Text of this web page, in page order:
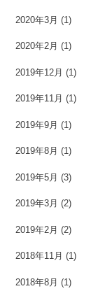
2020年3月 (1)
2020年2月 (1)
2019年12月 (1)
2019年11月 (1)
2019年9月 (1)
2019年8月 (1)
2019年5月 (3)
2019年3月 (2)
2019年2月 (2)
2018年11月 (1)
2018年8月 (1)